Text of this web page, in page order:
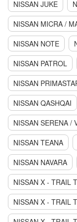
NISSAN JUKE
NISSAN MICRA /
NISSAN NOTE
NISSAN PATROL
NISSAN
NISSAN QASHQAI
NISSAN SERENA /
NISSAN TEANA
NISSAN NAVARA
NISSAN X - TRAIL
NISSAN X - TRAIL